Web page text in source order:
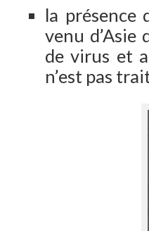
la présence
venu
de virus et
n’est pas